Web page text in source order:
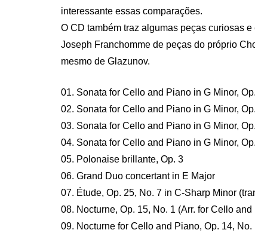
interessante essas comparações.
O CD também traz algumas peças curiosas
Joseph Franchomme de peças do próprio
mesmo de Glazunov.
01. Sonata for Cello and Piano in G Minor,
02. Sonata for Cello and Piano in G Minor,
03. Sonata for Cello and Piano in G Minor,
04. Sonata for Cello and Piano in G Minor,
05. Polonaise brillante, Op. 3
06. Grand Duo concertant in E Major
07. Étude, Op. 25, No. 7 in C-Sharp Minor
08. Nocturne, Op. 15, No. 1 (Arr. for Cello and
09. Nocturne for Cello and Piano, Op. 14, No.